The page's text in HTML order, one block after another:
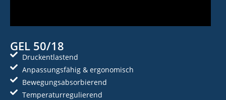
GEL 50/18
Druckentlastend
Anpassungsfähig & ergonomisch
Bewegungsabsorbierend
Temperaturregulierend